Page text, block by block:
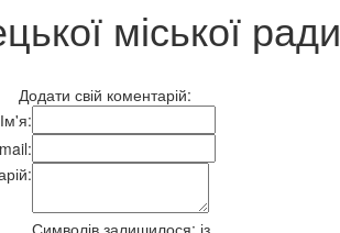
міської ради
Додати свій коментарій:
Ім'я: